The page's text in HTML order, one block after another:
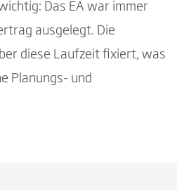
Das EA war immer
ausgelegt. Die
diese Laufzeit fixiert, was
Planungs- und